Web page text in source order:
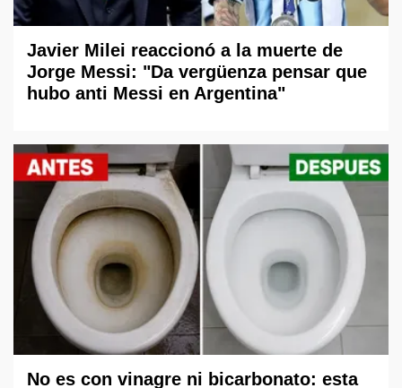
Javier Milei reaccionó a la muerte de
Jorge Messi: "Da vergüenza pensar que
hubo anti Messi en Argentina"
No es con vinagre ni bicarbonato: esta